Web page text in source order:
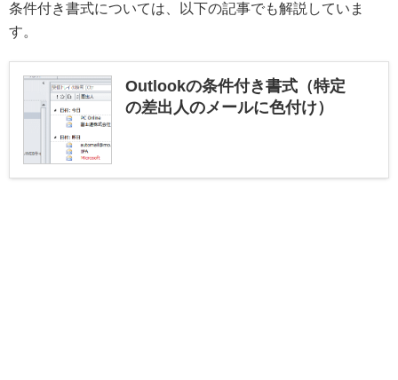
条件付き書式については、以下の記事でも解説していま
す。
Outlookの条件付き書式（特定
の差出人のメールに色付け）